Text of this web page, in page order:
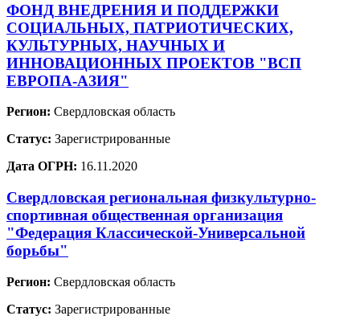
ФОНД ВНЕДРЕНИЯ И ПОДДЕРЖКИ
СОЦИАЛЬНЫХ, ПАТРИОТИЧЕСКИХ,
КУЛЬТУРНЫХ, НАУЧНЫХ И
ИННОВАЦИОННЫХ ПРОЕКТОВ "ВСП
ЕВРОПА-АЗИЯ"
Регион: Свердловская область
Статус: Зарегистрированные
Дата ОГРН: 16.11.2020
Свердловская региональная физкультурно-
спортивная общественная организация
"Федерация Классической-Универсальной
борьбы"
Регион: Свердловская область
Статус: Зарегистрированные